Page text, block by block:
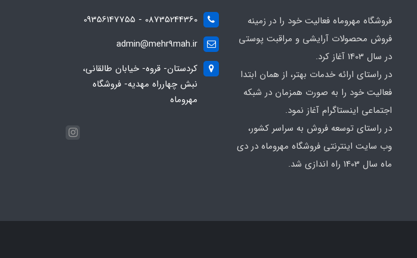
فروشگاه مهروماه فعالیت خود را در زمینه
فروش محصولات آرایشی و مراقبت پوستی
در سال 1403 آغاز کرد.
در راستای ارائه خدمات بهتر، از همان ابتدا
فعالیت خود را به صورت همزمان در شبکه
اجتماعی اینستاگرام آغاز نمود.
در راستای توسعه فروش به سراسر کشور،
وب سایت اینترنتی فروشگاه مهروماه در دی
ماه سال 1403 راه اندازی شد.
08735244360 - 09356147755
admin@mehr9mah.ir
کردستان- قروه- خیابان طالقانی،
نبش چهارراه مهدیه- فروشگاه
مهروماه